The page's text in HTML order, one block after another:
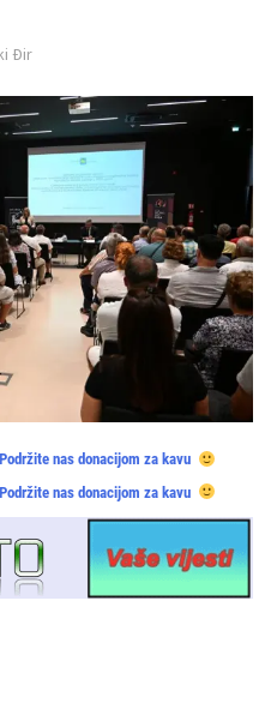
Đir
Podržite nas donacijom za kavu
Podržite nas donacijom za kavu